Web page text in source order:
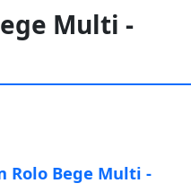
Multi -
Rolo Bege Multi -